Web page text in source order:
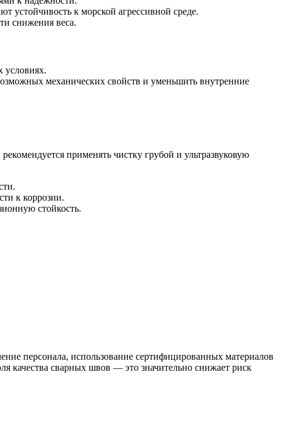
устойчивость к морской агрессивной среде.
снижения веса.
условиях.
механических свойств и уменьшить внутренние
применять чистку грубой и ультразвуковую
к коррозии.
стойкость.
персонала, использование сертифицированных материалов
качества сварных швов — это значительно снижает риск